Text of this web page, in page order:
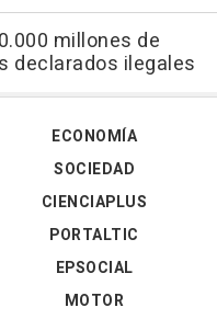
millones de
declarados ilegales
ECONOMÍA
SOCIEDAD
CIENCIAPLUS
PORTALTIC
EPSOCIAL
MOTOR